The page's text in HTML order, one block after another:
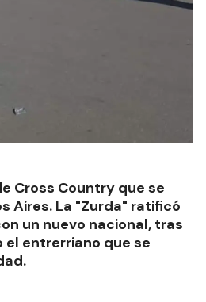
Cross Country que se
Aires. La "Zurda" ratificó
un nuevo nacional, tras
entrerriano que se